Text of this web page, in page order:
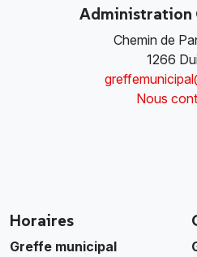
Administration
Chemin de
1266
Nous
Horaires
Greffe municipal